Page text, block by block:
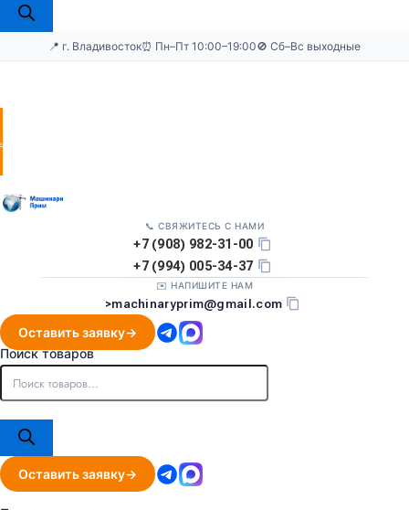
📍 г. Владивосток⏰ Пн–Пт 10:00–19:00🚫 Сб–Вс выходные
заявку
📞 СВЯЖИТЕСЬ С НАМИ
+7 (908) 982-31-00
+7 (994) 005-34-37
✉️ НАПИШИТЕ НАМ
>machinaryprim@gmail.com
Оставить заявку
Поиск товаров
Оставить заявку